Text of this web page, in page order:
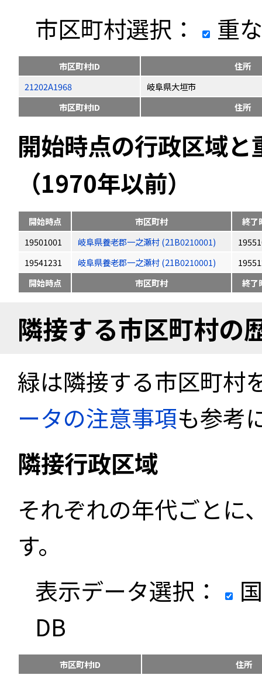
市区町村選択：
重
市区町村ID
住所
21202A1968
岐阜県大垣市
市区町村ID
住所
開始時点の行政区域
（1970年以前）
開始時点 市区町村
終了
19501001
岐阜県養老郡一之瀬村 (21B0210001)
19541231
岐阜県養老郡一之瀬村 (21B0210001)
開始時点
市区町村 終了
隣接する市区町村の
緑は隣接する市区町村
ータの注意事項も参考
隣接行政区域
それぞれの年代ごとに
す。
表示データ選択：
DB
市区町村ID
住所